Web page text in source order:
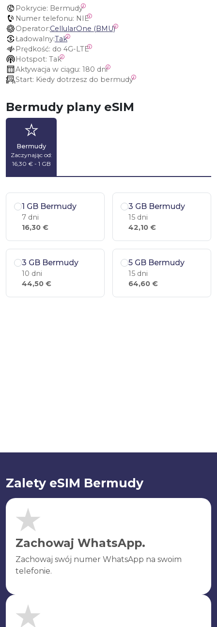
Pokrycie: Bermudy
Numer telefonu: NIE
Operator:CellularOne (BMU)
Ładowalny:Tak
Prędkość: do 4G-LTE
Hotspot: Tak
Aktywacja w ciągu: 180 dni
Start: Kiedy dotrzesz do bermudy
Bermudy plany eSIM
Bermudy
Zaczynając od:
16,30 € - 1 GB
1 GB Bermudy
7 dni
16,30 €
3 GB Bermudy
15 dni
42,10 €
3 GB Bermudy
10 dni
44,50 €
5 GB Bermudy
15 dni
64,60 €
Zalety eSIM Bermudy
Zachowaj WhatsApp.
Zachowaj swój numer WhatsApp na swoim
telefonie.